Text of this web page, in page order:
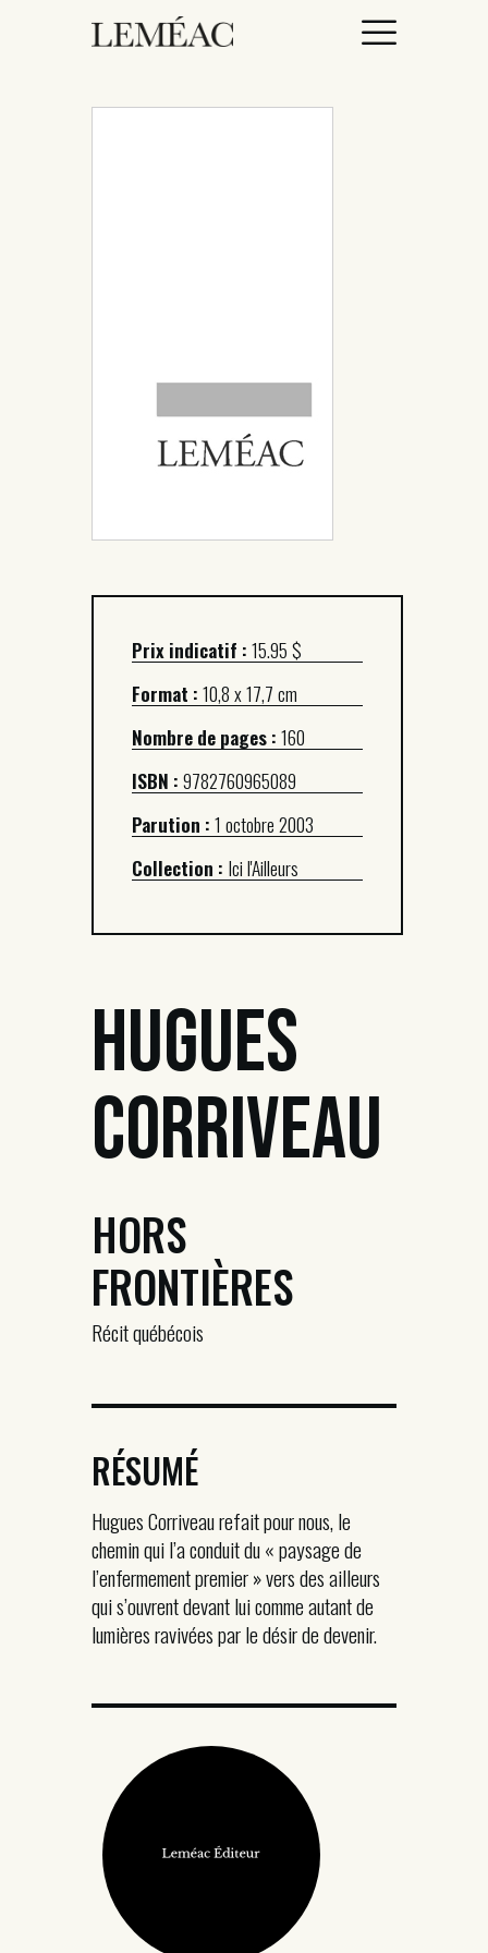
À PROPOS
Prix indicatif :15.95 $
Format :10,8 x 17,7 cm
Nombre de pages :160
ISBN :9782760965089
Parution :1 octobre 2003
Collection : Ici l'Ailleurs
Hugues
Corriveau
HORS
FRONTIÈRES
Récit québécois
RÉSUMÉ
Hugues Corriveau refait pour nous, le
chemin qui l’a conduit du « paysage de
l’enfermement premier » vers des ailleurs
qui s’ouvrent devant lui comme autant de
lumières ravivées par le désir de devenir.